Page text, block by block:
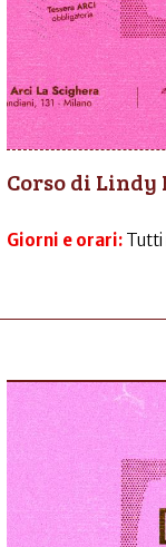
Corso di
Giorni e orari: Tutti